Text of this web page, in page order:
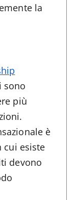
la
sono
più
è
cui esiste
devono